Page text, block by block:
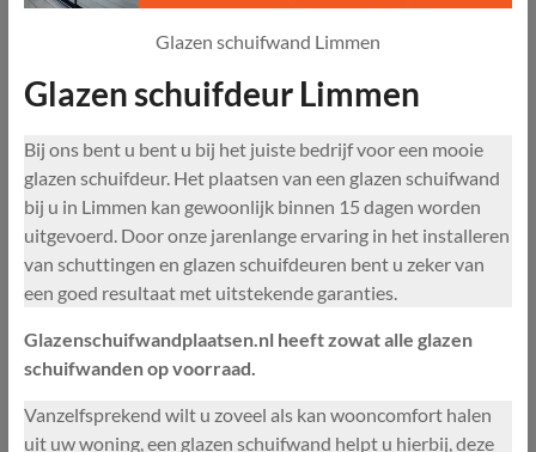
Glazen schuifwand Limmen
Glazen schuifdeur Limmen
Bij ons bent u bent u bij het juiste bedrijf voor een mooie
glazen schuifdeur. Het plaatsen van een glazen schuifwand
bij u in Limmen kan gewoonlijk binnen 15 dagen worden
uitgevoerd. Door onze jarenlange ervaring in het installeren
van schuttingen en glazen schuifdeuren bent u zeker van
een goed resultaat met uitstekende garanties.
Glazenschuifwandplaatsen.nl heeft zowat alle glazen
schuifwanden op voorraad.
Vanzelfsprekend wilt u zoveel als kan wooncomfort halen
uit uw woning, een glazen schuifwand helpt u hierbij, deze